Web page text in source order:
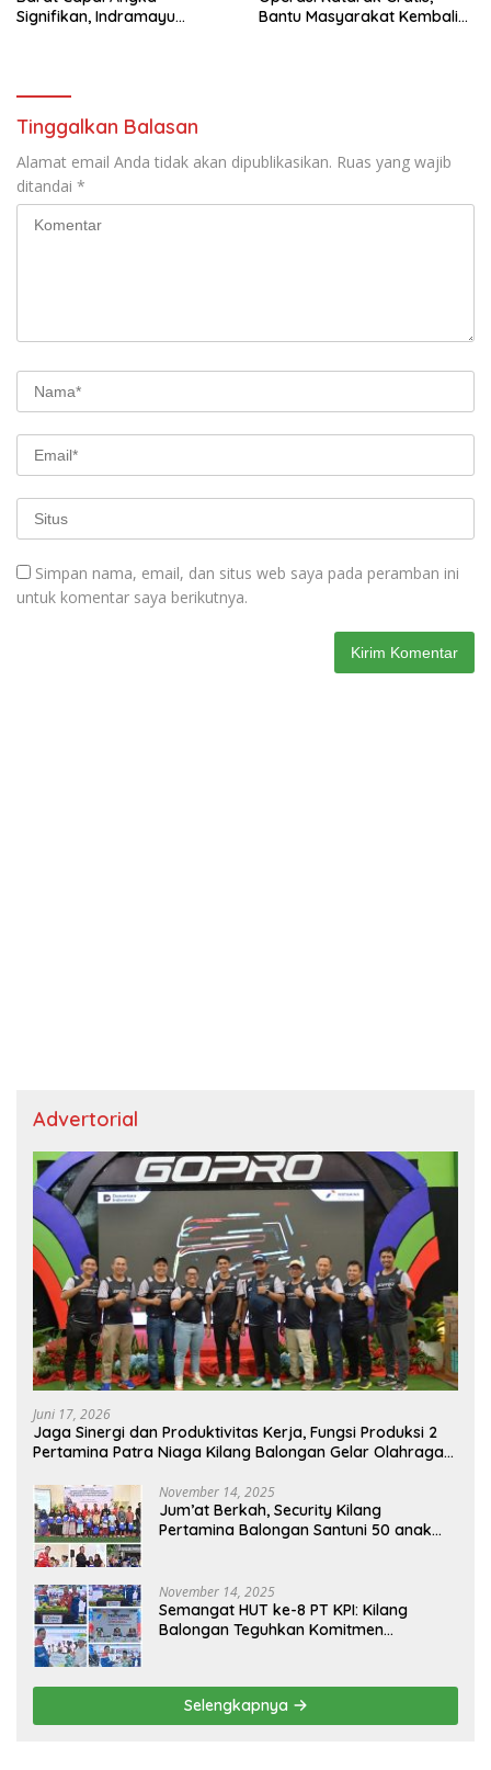
Signifikan, Indramayu
Bantu Masyarakat Kembali
Tinggalkan Balasan
Alamat email Anda tidak akan dipublikasikan. Ruas yang wajib
ditandai *
Simpan nama, email, dan situs web saya pada peramban ini
untuk komentar saya berikutnya.
Advertorial
Juni 17, 2026
Jaga Sinergi dan Produktivitas Kerja, Fungsi Produksi 2
Pertamina Patra Niaga Kilang Balongan Gelar Olahraga
November 14, 2025
Jum’at Berkah, Security Kilang
Pertamina Balongan Santuni 50 anak
November 14, 2025
Semangat HUT ke-8 PT KPI: Kilang
Balongan Teguhkan Komitmen
Pendidikan
Selengkapnya